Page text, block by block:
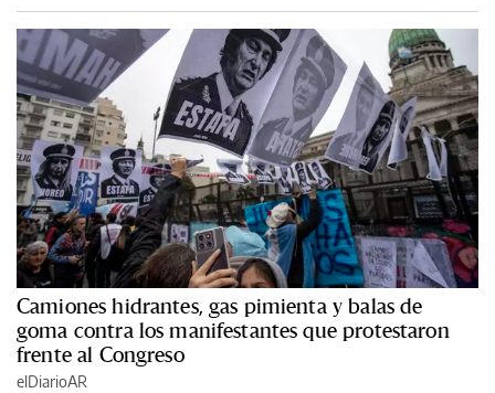
Camiones hidrantes, gas pimienta y balas de
goma contra los manifestantes que protestaron
frente al Congreso
elDiarioAR